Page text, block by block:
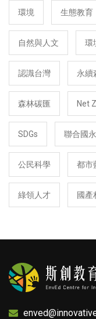
環境 生態教育
自然與人文 環
認識台灣 永續
森林碳匯 Net
SDGs 聯合國
公民科學 都市
綠領人才 國產